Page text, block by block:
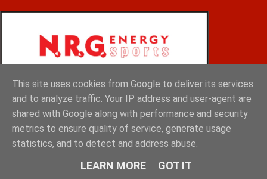
This site uses cookies from Google to deliver its services
and to analyze traffic. Your IP address and user-agent are
shared with Google along with performance and security
metrics to ensure quality of service, generate usage
statistics, and to detect and address abuse.
LEARN MORE GOT IT